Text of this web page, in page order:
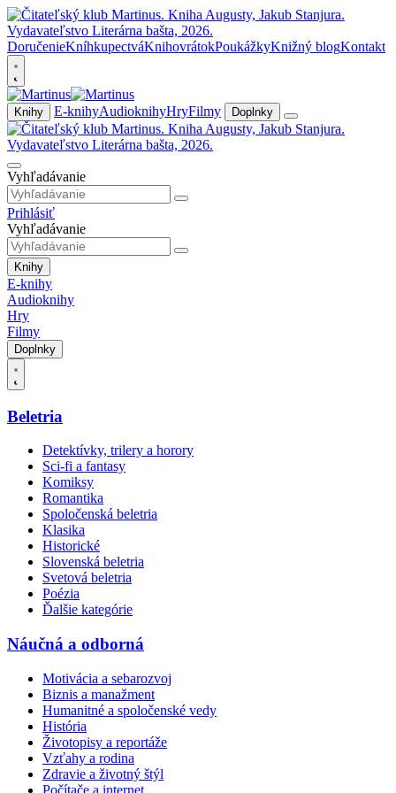
DoručenieKníhkupectváKnihovrátokPoukážkyKnižný blogKontakt
Knihy E-knihyAudioknihyHryFilmy Doplnky
Vyhľadávanie
Prihlásiť
Vyhľadávanie
Knihy
E-knihy
Audioknihy
Hry
Filmy
Doplnky
Beletria
Detektívky, trilery a horory
Sci-fi a fantasy
Komiksy
Romantika
Spoločenská beletria
Klasika
Historické
Slovenská beletria
Svetová beletria
Poézia
Ďalšie kategórie
Náučná a odborná
Motivácia a sebarozvoj
Biznis a manažment
Humanitné a spoločenské vedy
História
Životopisy a reportáže
Vzťahy a rodina
Zdravie a životný štýl
Počítače a internet